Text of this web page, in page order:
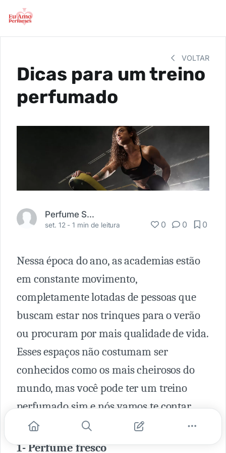
VOLTAR
Dicas para um treino
perfumado
Perfume Shopping
set. 12 -1 min de leitura 0 0 0
Nessa época do ano, as academias estão
em constante movimento,
completamente lotadas de pessoas que
buscam estar nos trinques para o verão
ou procuram por mais qualidade de vida.
Esses espaços não costumam ser
conhecidos como os mais cheirosos do
mundo, mas você pode ter um treino
perfumado sim e nós vamos te contar
como.
1- Perfume fresco